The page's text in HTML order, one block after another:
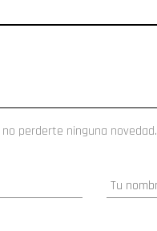
perderte ninguna novedad.